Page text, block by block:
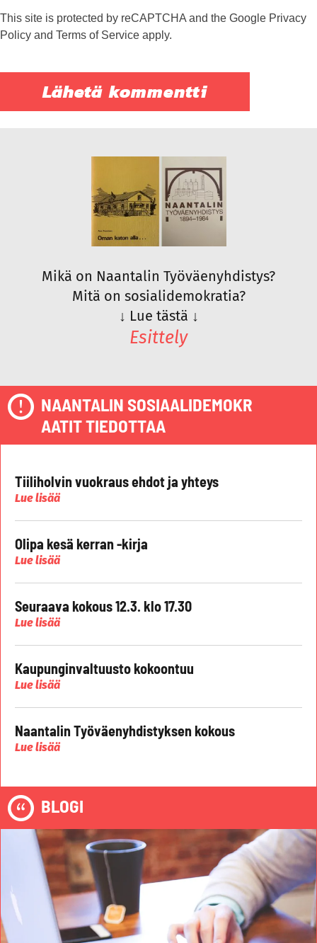
This site is protected by reCAPTCHA and the Google Privacy
Policy and Terms of Service apply.
Mikä on Naantalin Työväenyhdistys?
Mitä on sosialidemokratia?
↓ Lue tästä ↓
Esittely
NAANTALIN SOSIAALIDEMOKR
AATIT TIEDOTTAA
Tiiliholvin vuokraus ehdot ja yhteys
Lue lisää
Olipa kesä kerran -kirja
Lue lisää
Seuraava kokous 12.3. klo 17.30
Lue lisää
Kaupunginvaltuusto kokoontuu
Lue lisää
Naantalin Työväenyhdistyksen kokous
Lue lisää
BLOGI